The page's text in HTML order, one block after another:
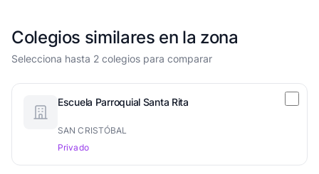
Colegios similares en la zona
Selecciona hasta 2 colegios para comparar
Escuela Parroquial Santa Rita
SAN CRISTÓBAL
Privado